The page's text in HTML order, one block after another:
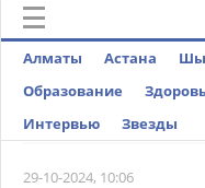
Алматы Астана
Образование
Интервью
Звезды
29-10-2024, 10:06